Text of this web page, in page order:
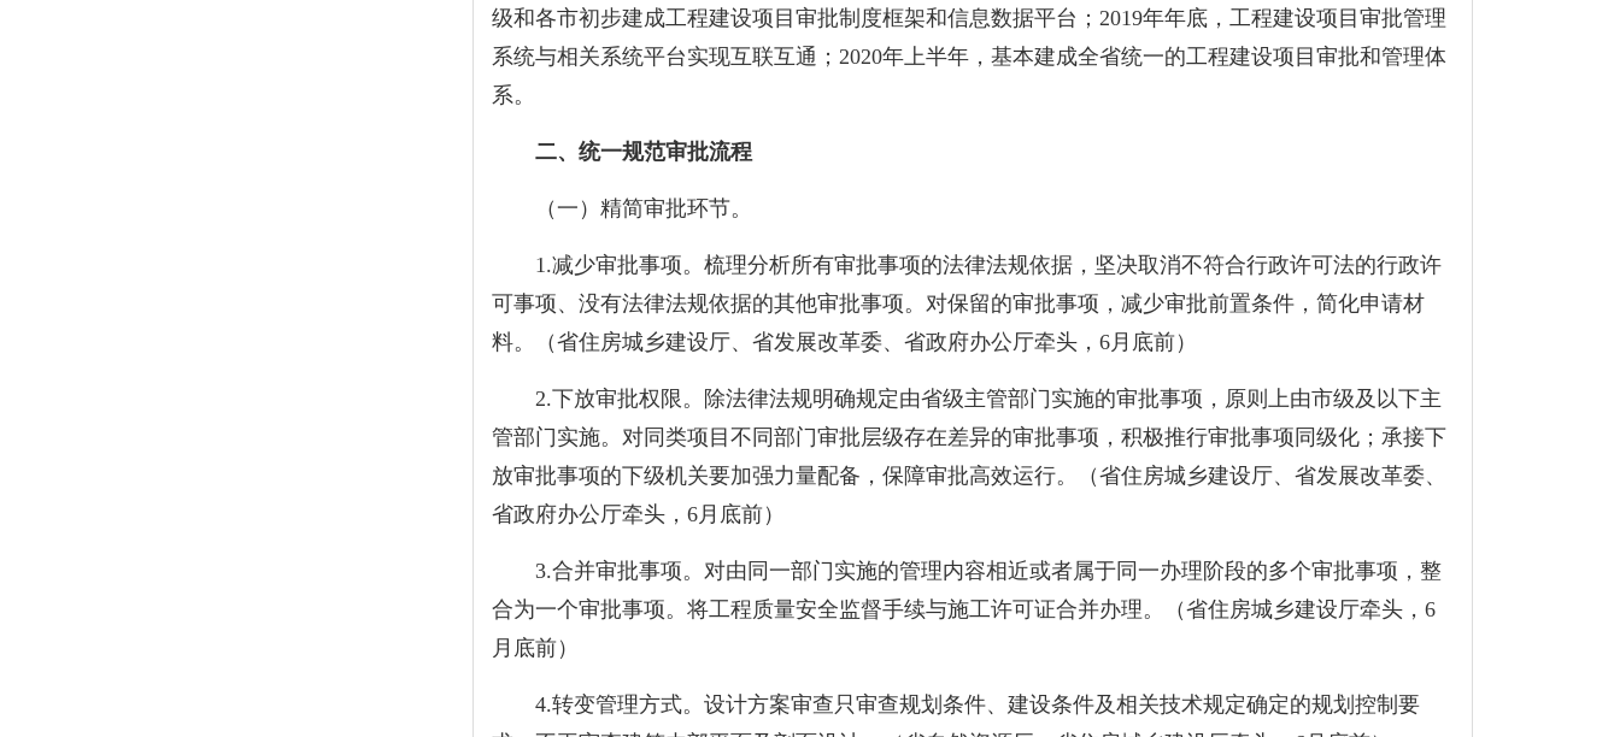
级和各市初步建成工程建设项目审批制度框架和信息数据平台； 2019年年底，工程建设项目审批管理
系统与相关系统平台实现互联互通； 2020年上半年，基本建成全省统一的工程建设项目审批和管理体
系。
二、统一规范审批流程
（一）精简审批环节。
1.减少审批事项。梳理分析所有审批事项的法律法规依据，坚决取消不符合行政许可法的行政许
可事项、没有法律法规依据的其他审批事项。对保留的审批事项，减少审批前置条件，简化申请材
料。（省住房城乡建设厅、省发展改革委、省政府办公厅牵头， 6月底前）
2.下放审批权限。除法律法规明确规定由省级主管部门实施的审批事项，原则上由市级及以下主
管部门实施。对同类项目不同部门审批层级存在差异的审批事项，积极推行审批事项同级化；承接下
放审批事项的下级机关要加强力量配备，保障审批高效运行。（省住房城乡建设厅、省发展改革委、
省政府办公厅牵头， 6月底前）
3.合并审批事项。对由同一部门实施的管理内容相近或者属于同一办理阶段的多个审批事项，整
合为一个审批事项。将工程质量安全监督手续与施工许可证合并办理。（省住房城乡建设厅牵头， 6
月底前）
4.转变管理方式。设计方案审查只审查规划条件、建设条件及相关技术规定确定的规划控制要